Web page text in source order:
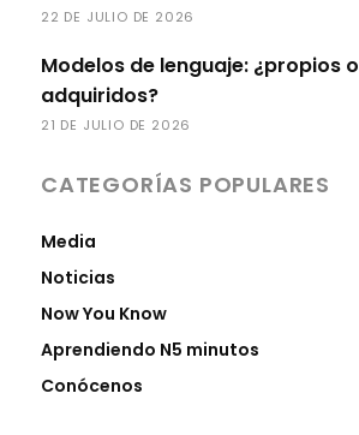
22 DE JULIO DE 2026
Modelos de lenguaje: ¿propios o
adquiridos?
21 DE JULIO DE 2026
CATEGORÍAS POPULARES
Media
Noticias
Now You Know
Aprendiendo N5 minutos
Conócenos